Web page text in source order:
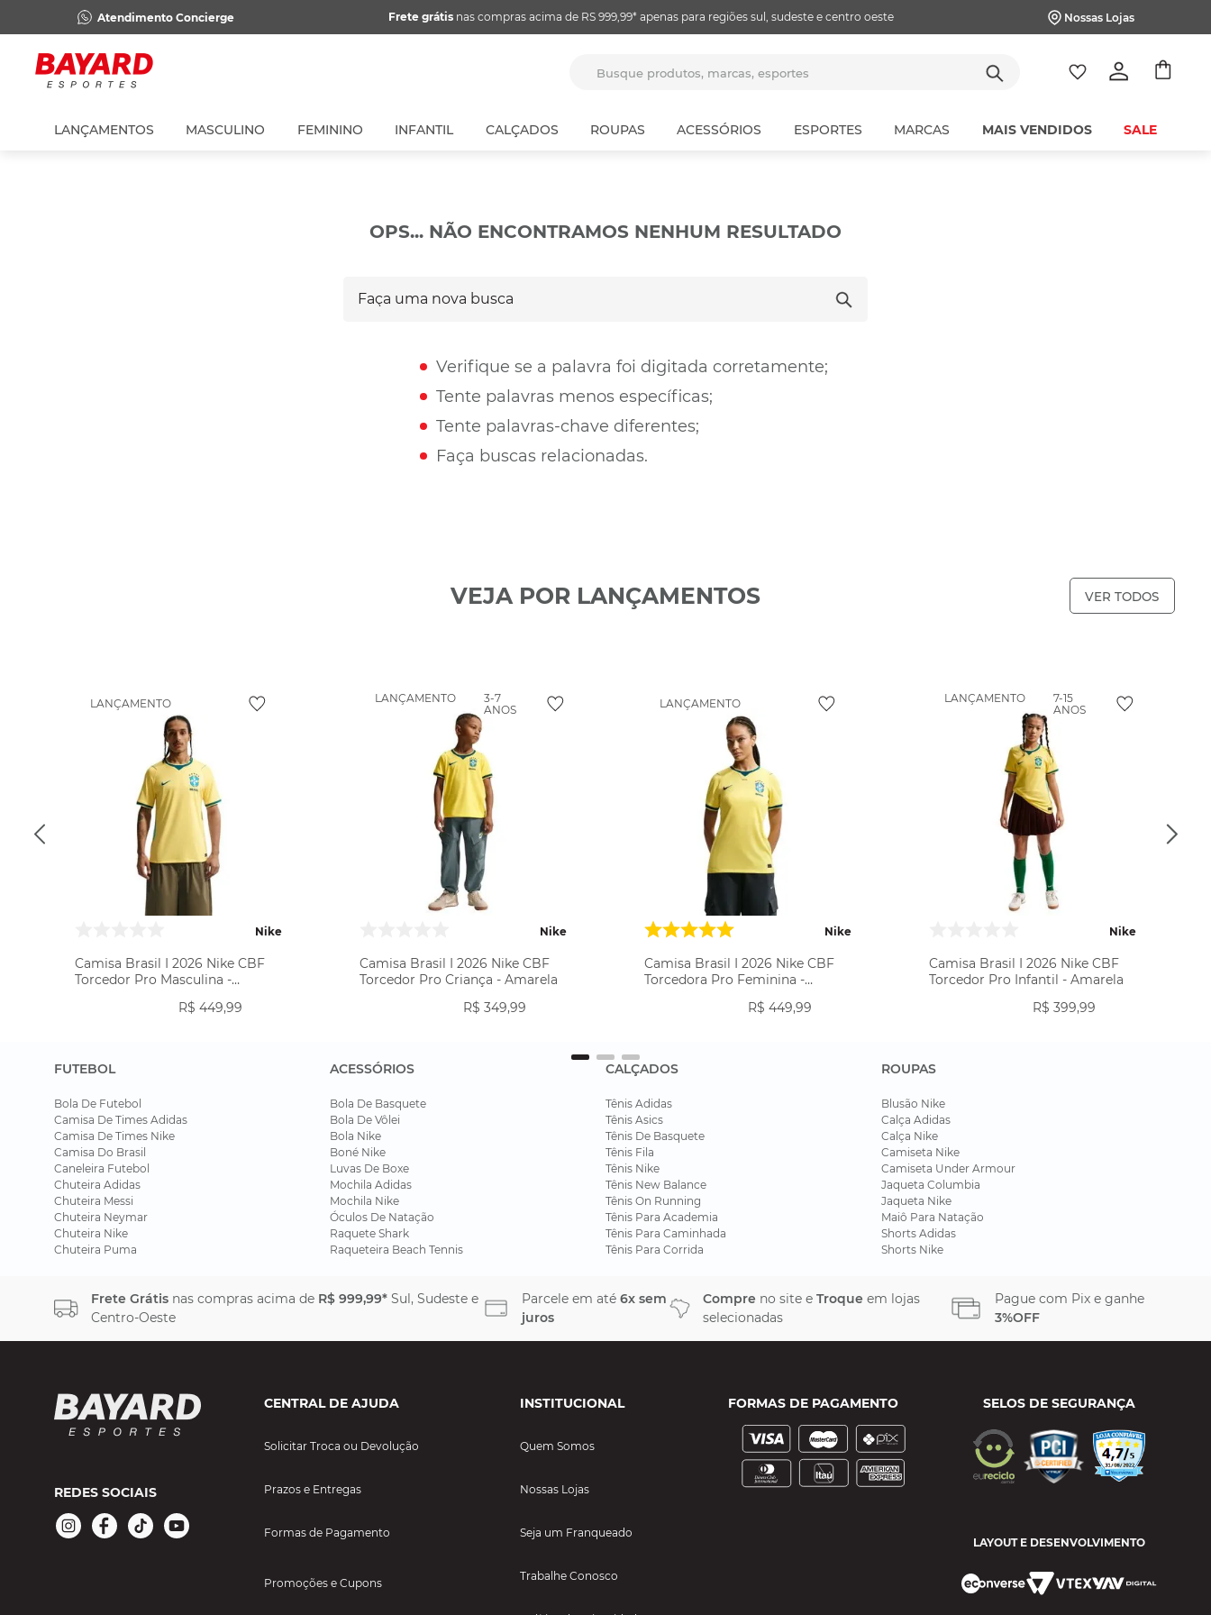
Atendimento Concierge Frete grátisnas compras acima de RS 999,99* apenas para regiões sul, sudeste e centro oeste Nossas Lojas
LANÇAMENTOS MASCULINO FEMININO INFANTIL CALÇADOS ROUPAS ACESSÓRIOS ESPORTES MARCAS MAIS VENDIDOS SALE
OPS... NÃO ENCONTRAMOS NENHUM RESULTADO
Verifique se a palavra foi digitada corretamente;
Tente palavras menos específicas;
Tente palavras-chave diferentes;
Faça buscas relacionadas.
VEJA POR LANÇAMENTOS VER TODOS
LANÇAMENTO
Nike
Camisa Brasil I 2026 Nike CBF
Torcedor Pro Masculina -
R$ 449,99
LANÇAMENTO
3-7
ANOS
Nike
Camisa Brasil I 2026 Nike CBF
Torcedor Pro Criança - Amarela
R$ 349,99
LANÇAMENTO
Nike
Camisa Brasil I 2026 Nike CBF
Torcedora Pro Feminina -
R$ 449,99
LANÇAMENTO
7-15
ANOS
Nike
Camisa Brasil I 2026 Nike CBF
Torcedor Pro Infantil - Amarela
R$ 399,99
FUTEBOL
Bola De Futebol
Camisa De Times Adidas
Camisa De Times Nike
Camisa Do Brasil
Caneleira Futebol
Chuteira Adidas
Chuteira Messi
Chuteira Neymar
Chuteira Nike
Chuteira Puma
ACESSÓRIOS
Bola De Basquete
Bola De Vôlei
Bola Nike
Boné Nike
Luvas De Boxe
Mochila Adidas
Mochila Nike
Óculos De Natação
Raquete Shark
Raqueteira Beach Tennis
CALÇADOS
Tênis Adidas
Tênis Asics
Tênis De Basquete
Tênis Fila
Tênis Nike
Tênis New Balance
Tênis On Running
Tênis Para Academia
Tênis Para Caminhada
Tênis Para Corrida
ROUPAS
Blusão Nike
Calça Adidas
Calça Nike
Camiseta Nike
Camiseta Under Armour
Jaqueta Columbia
Jaqueta Nike
Maiô Para Natação
Shorts Adidas
Shorts Nike
Frete Grátis nas compras acima de R$ 999,99* Sul, Sudeste e
Centro-Oeste
Parcele em até 6x sem
juros
Compre no site e Troque em lojas
selecionadas
Pague com Pix e ganhe
3%OFF
REDES SOCIAIS
CENTRAL DE AJUDA
Solicitar Troca ou Devolução
Prazos e Entregas
Formas de Pagamento
Promoções e Cupons
INSTITUCIONAL
Quem Somos
Nossas Lojas
Seja um Franqueado
Trabalhe Conosco
FORMAS DE PAGAMENTO SELOS DE SEGURANÇA
LAYOUT E DESENVOLVIMENTO